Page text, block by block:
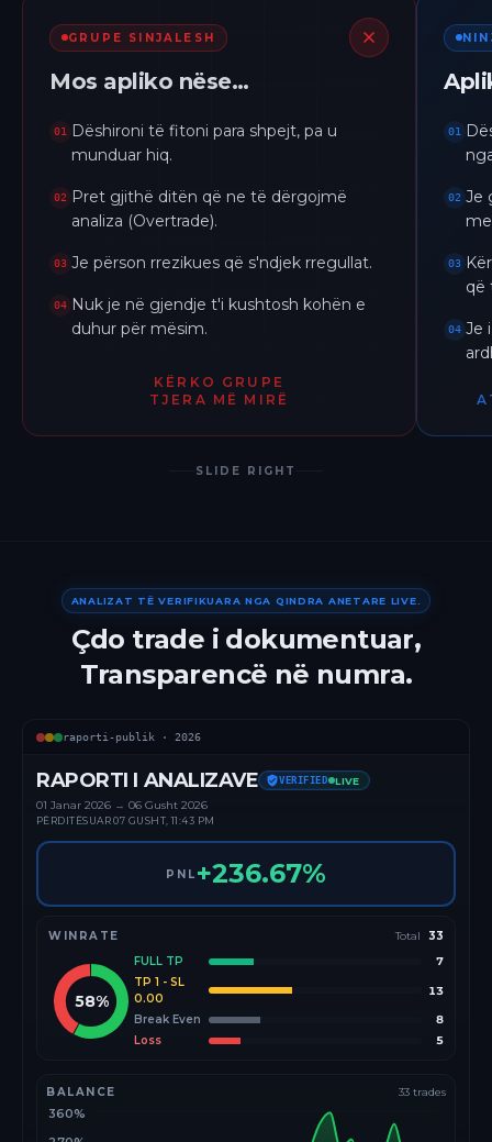
GRUPE SINJALESH
Mos apliko nëse…
01
Dëshironi të fitoni para shpejt, pa u
munduar hiq.
02
Pret gjithë ditën që ne të dërgojmë
analiza (Overtrade).
03 Je përson rrezikues që s'ndjek rregullat.
04 Nuk je në gjendje t'i kushtosh kohën e
duhur për mësim.
KËRKO GRUPE
TJERA MË MIRË
01
02 Je
03
që
04 Je
SLIDE RIGHT
ANALIZAT TË VERIFIKUARA NGA QINDRA ANETARE LIVE.
Çdo trade i dokumentuar,
Transparencë në numra.
raporti-publik · 2026
RAPORTI I ANALIZAVE VERIFIED LIVE
01 Janar 2026 → 06 Gusht 2026
PËRDITËSUAR07 GUSHT, 11:43 PM
PNL +236.67%
WINRATE Total 33
58%
FULL TP
7
TP 1 - SL
0.00
13
Break Even
8
Loss
5
BALANCE 33 trades
360%